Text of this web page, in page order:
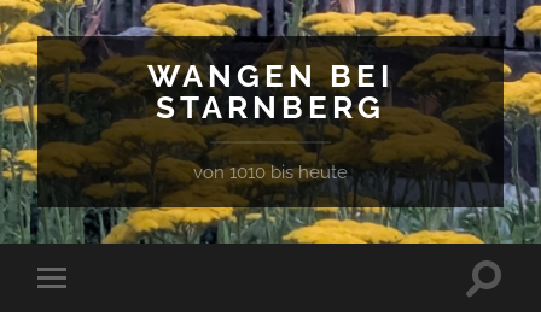
WANGEN BEI
STARNBERG
von 1010 bis heute
Mobile-
Menü